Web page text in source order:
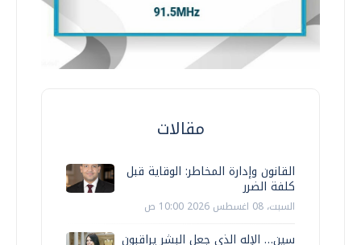
مقالات
القانون وإدارة المخاطر: الوقاية قبل
كلفة الضرر
السبت، 08 اغسطس 2026 10:00 ص
سين… الإله الذي جعل البشر يراقبون